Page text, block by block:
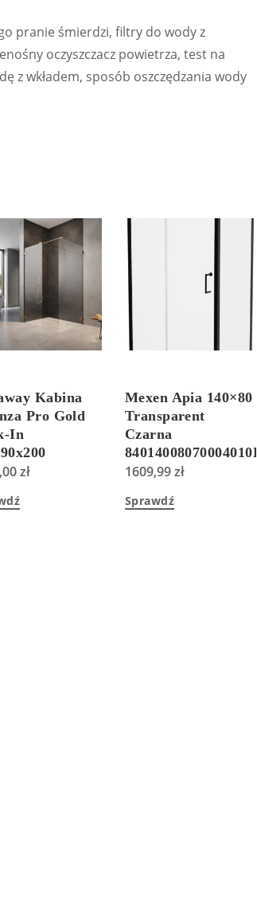
pranie śmierdzi, filtry do wody z
oczyszczacz powietrza, test na
z wkładem, sposób oszczędzania wody
Kabina
Pro Gold
In
zł
Mexen Apia 140×80
Transparent
Czarna
84014008070004010B
1609,99zł
Sprawdź